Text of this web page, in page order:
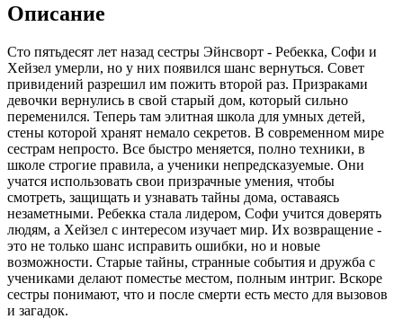
Описание
Сто пятьдесят лет назад сестры Эйнсворт - Ребекка, Софи и
Хейзел умерли, но у них появился шанс вернуться. Совет
привидений разрешил им пожить второй раз. Призраками
девочки вернулись в свой старый дом, который сильно
переменился. Теперь там элитная школа для умных детей,
стены которой хранят немало секретов. В современном мире
сестрам непросто. Все быстро меняется, полно техники, в
школе строгие правила, а ученики непредсказуемые. Они
учатся использовать свои призрачные умения, чтобы
смотреть, защищать и узнавать тайны дома, оставаясь
незаметными. Ребекка стала лидером, Софи учится доверять
людям, а Хейзел с интересом изучает мир. Их возвращение -
это не только шанс исправить ошибки, но и новые
возможности. Старые тайны, странные события и дружба с
учениками делают поместье местом, полным интриг. Вскоре
сестры понимают, что и после смерти есть место для вызовов
и загадок.